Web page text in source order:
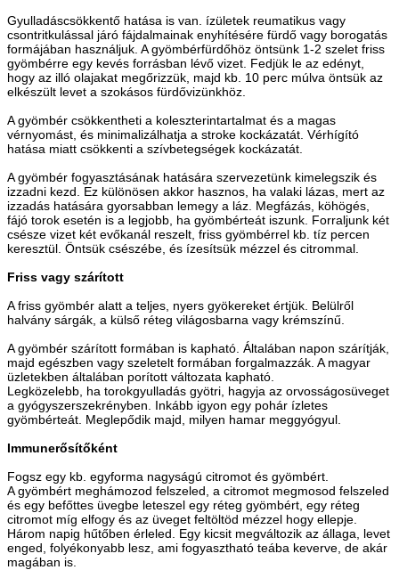
Gyulladáscsökkentő hatása is van. ízületek reumatikus vagy
csontritkulással járó fájdalmainak enyhítésére fürdő vagy borogatás
formájában használjuk. A gyömbérfürdőhöz öntsünk 1-2 szelet friss
gyömbérre egy kevés forrásban lévő vizet. Fedjük le az edényt,
hogy az illó olajakat megőrizzük, majd kb. 10 perc múlva öntsük az
elkészült levet a szokásos fürdővizünkhöz.
A gyömbér csökkentheti a koleszterintartalmat és a magas
vérnyomást, és minimalizálhatja a stroke kockázatát. Vérhígító
hatása miatt csökkenti a szívbetegségek kockázatát.
A gyömbér fogyasztásának hatására szervezetünk kimelegszik és
izzadni kezd. Ez különösen akkor hasznos, ha valaki lázas, mert az
izzadás hatására gyorsabban lemegy a láz. Megfázás, köhögés,
fájó torok esetén is a legjobb, ha gyömbérteát iszunk. Forraljunk két
csésze vizet két evőkanál reszelt, friss gyömbérrel kb. tíz percen
keresztül. Öntsük csészébe, és ízesítsük mézzel és citrommal.
Friss vagy szárított
A friss gyömbér alatt a teljes, nyers gyökereket értjük. Belülről
halvány sárgák, a külső réteg világosbarna vagy krémszínű.
A gyömbér szárított formában is kapható. Általában napon szárítják,
majd egészben vagy szeletelt formában forgalmazzák. A magyar
üzletekben általában porított változata kapható.
Legközelebb, ha torokgyulladás gyötri, hagyja az orvosságosüveget
a gyógyszerszekrényben. Inkább igyon egy pohár ízletes
gyömbérteát. Meglepődik majd, milyen hamar meggyógyul.
Immunerősítőként
Fogsz egy kb. egyforma nagyságú citromot és gyömbért.
A gyömbért meghámozod felszeled, a citromot megmosod felszeled
és egy befőttes üvegbe leteszel egy réteg gyömbért, egy réteg
citromot míg elfogy és az üveget feltöltöd mézzel hogy ellepje.
Három napig hűtőben érleled. Egy kicsit megváltozik az állaga, levet
enged, folyékonyabb lesz, ami fogyasztható teába keverve, de akár
magában is.